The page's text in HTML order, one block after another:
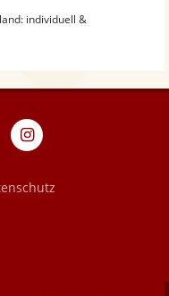
individuell &
eventpeppers